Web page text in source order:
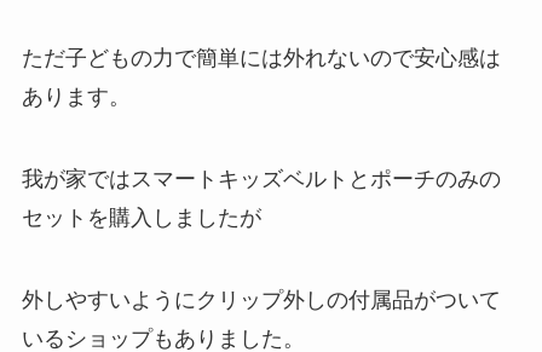
ただ子どもの力で簡単には外れないので安心感は
あります。
我が家ではスマートキッズベルトとポーチのみの
セットを購入しましたが
外しやすいようにクリップ外しの付属品がついて
いるショップもありました。